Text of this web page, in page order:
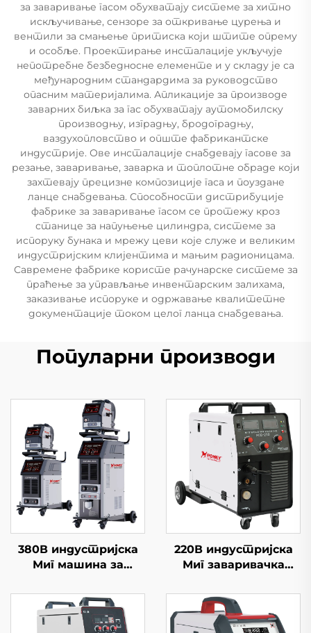
за заваривање гасом обухватају системе за хитно
искључивање, сензоре за откривање цурења и
вентили за смањење притиска који штите опрему
и особље. Проектирање инсталације укључује
непотребне безбедносне елементе и у складу је са
међународним стандардима за руководство
опасним материјалима. Апликације за производе
заварних биљка за гас обухватају аутомобилску
производњу, изградњу, бродоградњу,
ваздухопловство и опште фабрикантске
индустрије. Ове инсталације снабдевају гасове за
резање, заваривање, заварка и топлотне обраде који
захтевају прецизне композиције гаса и поуздане
ланце снабдевања. Способности дистрибуције
фабрике за заваривање гасом се протежу кроз
станице за напуњење цилиндра, системе за
испоруку бунака и мрежу цеви које служе и великим
индустријским клијентима и мањим радионицама.
Савремене фабрике користе рачунарске системе за
праћење за управљање инвентарским залихама,
заказивање испоруке и одржавање квалитетне
документације током целог ланца снабдевања.
Популарни производи
380В индустријска
Миг машина за
мултифункционална
ЦО2 гасна штит Миг/
Маг Гоугинг машина за
220В индустријска
Миг заваривачка
мултифункционална
Миг/Маг заваривачка
машина за гасни